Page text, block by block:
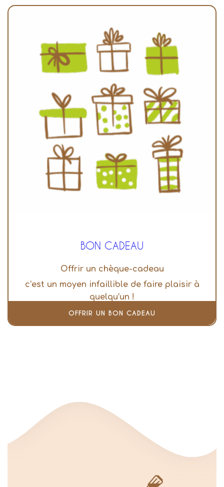
BON CADEAU
Offrir un chèque-cadeau
c’est un moyen infaillible de faire plaisir à
quelqu’un !
OFFRIR UN BON CADEAU